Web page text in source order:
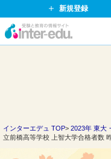
新規登録
イ
ド
ッ
ト
インターエデュ TOP 2023年 東大
立前橋高等学校 上智大学合格者数